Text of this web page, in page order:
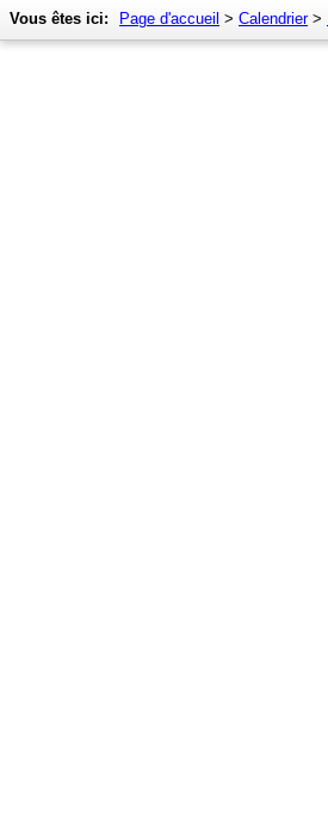
Vous êtes ici: Page d'accueil > Calendrier>